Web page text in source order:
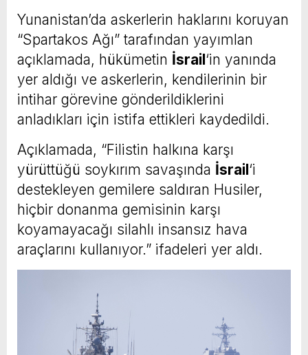
Yunanistan’da askerlerin haklarını koruyan
“Spartakos Ağı” tarafından yayımlan
açıklamada, hükümetin İsrail‘in yanında
yer aldığı ve askerlerin, kendilerinin bir
intihar görevine gönderildiklerini
anladıkları için istifa ettikleri kaydedildi.
Açıklamada, “Filistin halkına karşı
yürüttüğü soykırım savaşında İsrail‘i
destekleyen gemilere saldıran Husiler,
hiçbir donanma gemisinin karşı
koyamayacağı silahlı insansız hava
araçlarını kullanıyor.” ifadeleri yer aldı.